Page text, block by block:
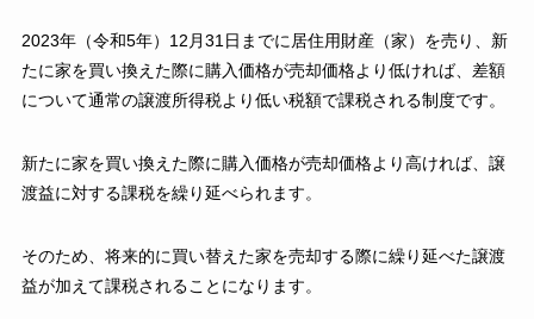
2023年（令和5年）12月31日までに居住用財産（家）を売り、新
たに家を買い換えた際に購入価格が売却価格より低ければ、差額
について通常の譲渡所得税より低い税額で課税される制度です。
新たに家を買い換えた際に購入価格が売却価格より高ければ、譲
渡益に対する課税を繰り延べられます。
そのため、将来的に買い替えた家を売却する際に繰り延べた譲渡
益が加えて課税されることになります。